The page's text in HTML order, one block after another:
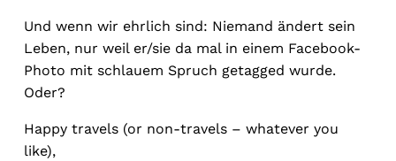
Und wenn wir ehrlich sind: Niemand ändert sein
Leben, nur weil er/sie da mal in einem Facebook-
Photo mit schlauem Spruch getagged wurde.
Oder?
Happy travels (or non-travels – whatever you
like),